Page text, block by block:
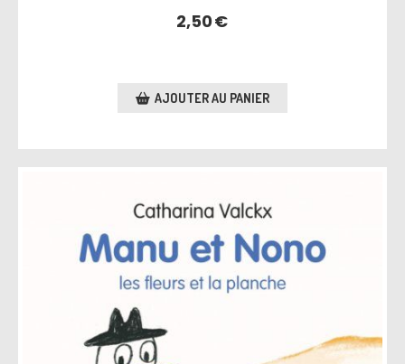
2,50€
AJOUTER AU PANIER